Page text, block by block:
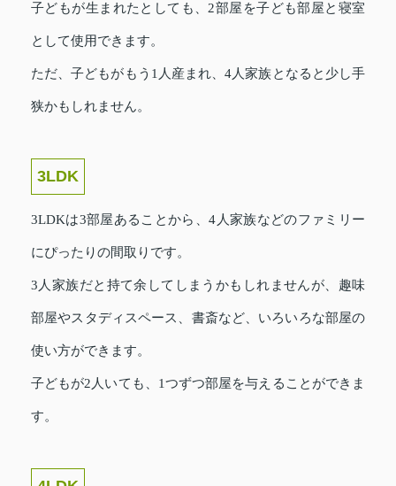
子どもが生まれたとしても、2部屋を子ども部屋と寝室
として使用できます。
ただ、子どもがもう1人産まれ、4人家族となると少し手
狭かもしれません。
3LDK
3LDKは3部屋あることから、4人家族などのファミリー
にぴったりの間取りです。
3人家族だと持て余してしまうかもしれませんが、趣味
部屋やスタディスペース、書斎など、いろいろな部屋の
使い方ができます。
子どもが2人いても、1つずつ部屋を与えることができま
す。